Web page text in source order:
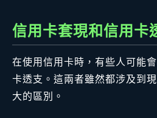
信用卡套現和信用卡
在使用信用卡時，有些人可能
卡透支。這兩者雖然都涉及到
大的區別。